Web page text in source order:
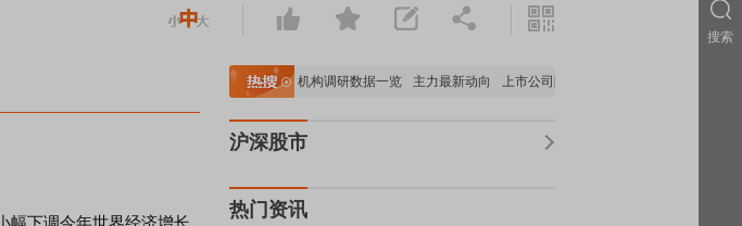
下调今年世界经济增长
重要机构持股数据 机构调研数据一览 主力最新动向 上市公司限售股解禁一览
沪深股市
热门资讯
搜索